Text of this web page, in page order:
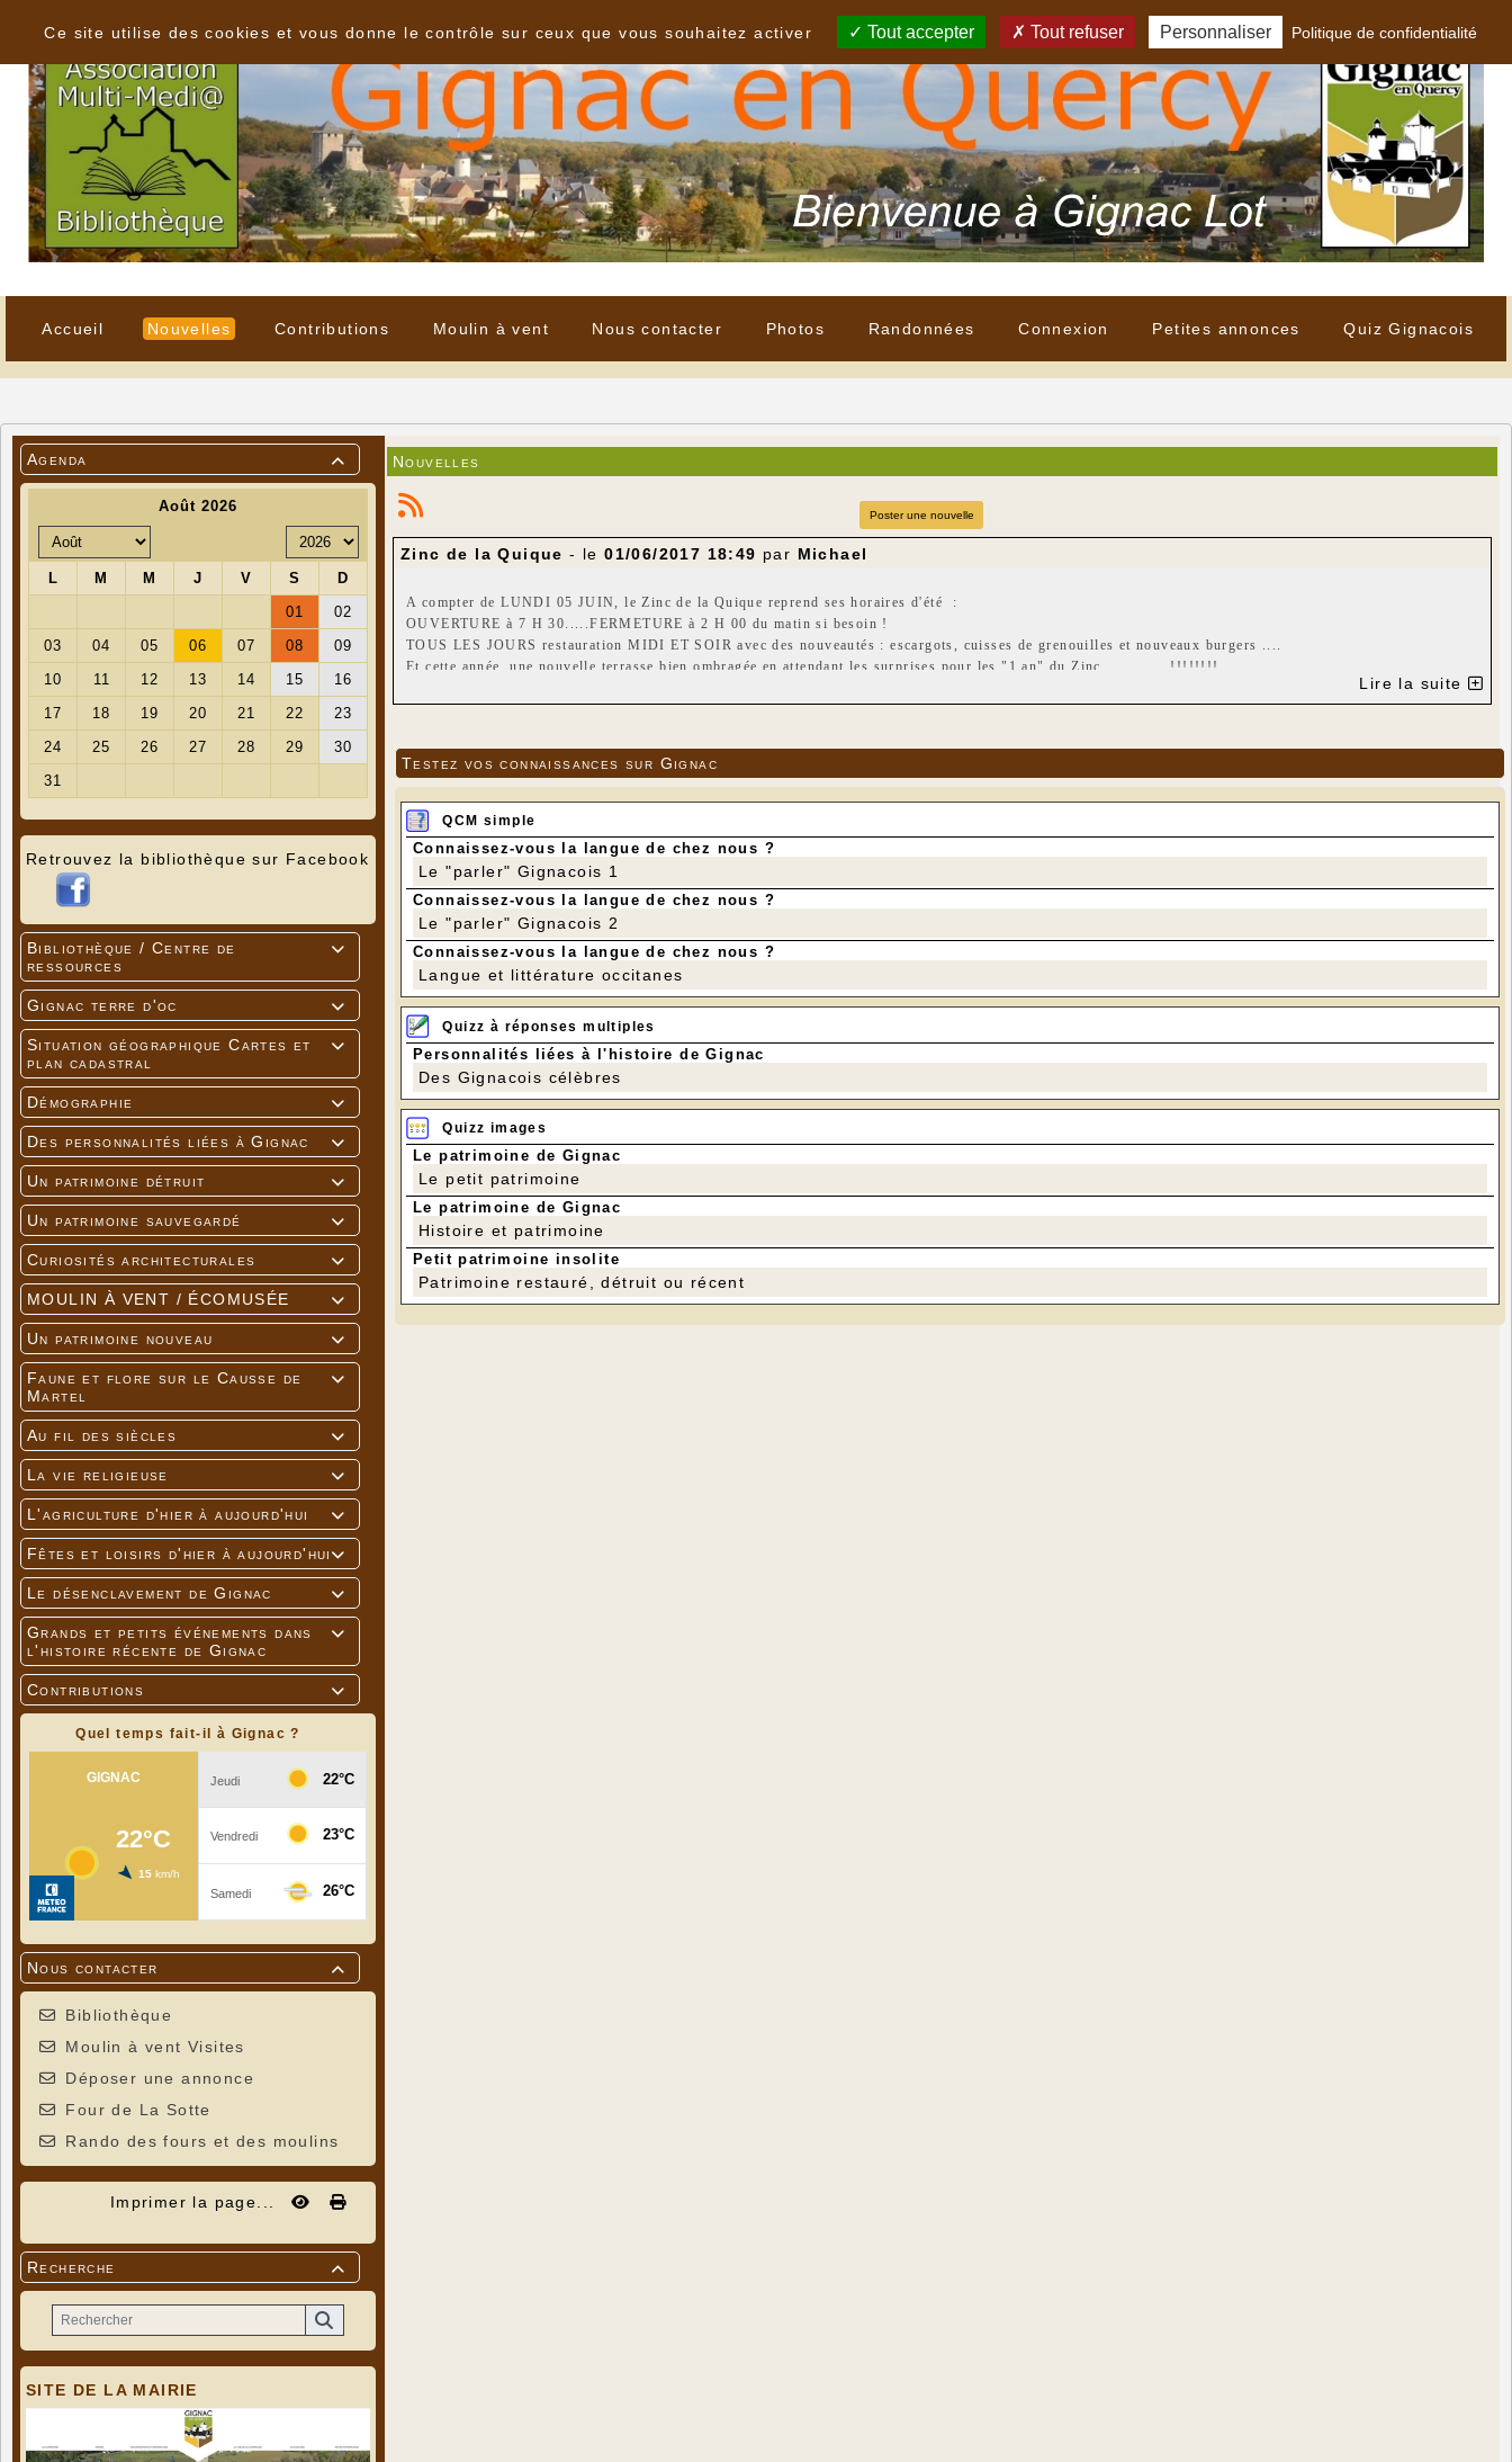
Accueil Nouvelles Contributions Moulin à vent Nous contacter Photos Randonnées Connexion Petites annonces Quiz Gignacois

Agenda
Retrouvez la bibliothèque sur Facebook

Bibliothèque / Centre de
ressources

Gignac terre d'oc

Situation géographique Cartes et
plan cadastral

Démographie

Des personnalités liées à Gignac

Un patrimoine détruit

Un patrimoine sauvegardé

Curiosités architecturales

MOULIN À VENT / ÉCOMUSÉE

Un patrimoine nouveau

Faune et flore sur le Causse de
Martel

Au fil des siècles

La vie religieuse

L'agriculture d'hier à aujourd'hui

Fêtes et loisirs d'hier à aujourd'hui

Le désenclavement de Gignac

Grands et petits événements dans
l'histoire récente de Gignac

Contributions
Quel temps fait-il à Gignac ?

Nous contacter
Bibliothèque
Moulin à vent Visites
Déposer une annonce
Four de La Sotte
Rando des fours et des moulins
Imprimer la page...

Recherche
SITE DE LA MAIRIE
Nouvelles
Poster une nouvelle
Zinc de la Quique - le01/06/2017 18:49 par Michael
A compter de LUNDI 05 JUIN, le Zinc de la Quique reprend ses horaires d'été :
OUVERTURE à 7 H 30.....FERMETURE à 2 H 00 du matin si besoin !
TOUS LES JOURS restauration MIDI ET SOIR avec des nouveautés : escargots, cuisses de grenouilles et nouveaux burgers ....
Et cette année, une nouvelle terrasse bien ombragée en attendant les surprises pour les "1 an" du Zinc..............!!!!!!!!
Le Zinc sera aussi présent sur tous les événements de la commune ( inauguration du Moulin le 17 juin, Ecaussystème les 28-29-30 juillet, etc...)Lire la suite
Testez vos connaissances sur Gignac
QCM simple
Connaissez-vous la langue de chez nous ?
Le "parler" Gignacois 1
Connaissez-vous la langue de chez nous ?
Le "parler" Gignacois 2
Connaissez-vous la langue de chez nous ?
Langue et littérature occitanes
Quizz à réponses multiples
Personnalités liées à l'histoire de Gignac
Des Gignacois célèbres
Quizz images
Le patrimoine de Gignac
Le petit patrimoine
Le patrimoine de Gignac
Histoire et patrimoine
Petit patrimoine insolite
Patrimoine restauré, détruit ou récent
Ce site utilise des cookies et vous donne le contrôle sur ceux que vous souhaitez activer
Tout accepter Tout refuser Personnaliser Politique de confidentialité